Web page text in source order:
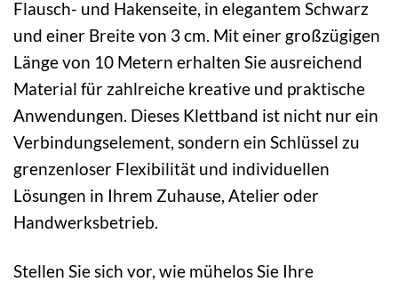
Flausch- und Hakenseite, in elegantem Schwarz
und einer Breite von 3 cm. Mit einer großzügigen
Länge von 10 Metern erhalten Sie ausreichend
Material für zahlreiche kreative und praktische
Anwendungen. Dieses Klettband ist nicht nur ein
Verbindungselement, sondern ein Schlüssel zu
grenzenloser Flexibilität und individuellen
Lösungen in Ihrem Zuhause, Atelier oder
Handwerksbetrieb.
Stellen Sie sich vor, wie mühelos Sie Ihre